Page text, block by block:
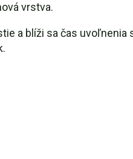
vrstva.
a blíži sa čas uvoľnenia